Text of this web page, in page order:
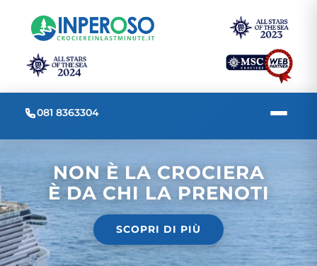
081 8363304
NON È LA CROCIERA
È DA CHI LA PRENOTI
SCOPRI DI PIÙ